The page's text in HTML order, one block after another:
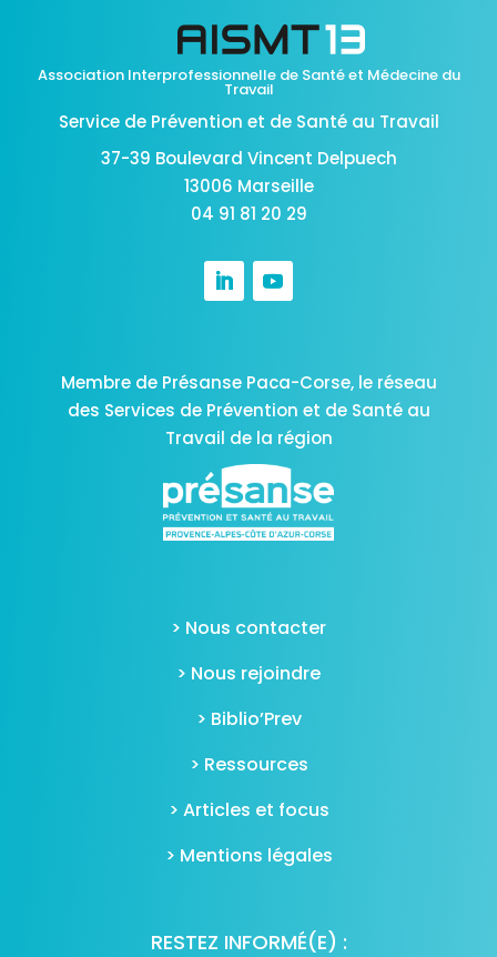
Association Interprofessionnelle de Santé et Médecine du
Travail
Service de Prévention et de Santé au Travail
37-39 Boulevard Vincent Delpuech
13006 Marseille
04 91 81 20 29
Membre de Présanse Paca-Corse, le réseau
des Services de Prévention et de Santé au
Travail de la région
> Nous contacter
> Nous rejoindre
> Biblio’Prev
> Ressources
> Articles et focus
> Mentions légales
RESTEZ INFORMÉ(E) :